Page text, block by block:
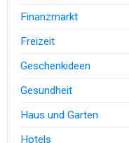
Finanzmarkt
Freizeit
Geschenkideen
Gesundheit
Haus und Garten
Hotels